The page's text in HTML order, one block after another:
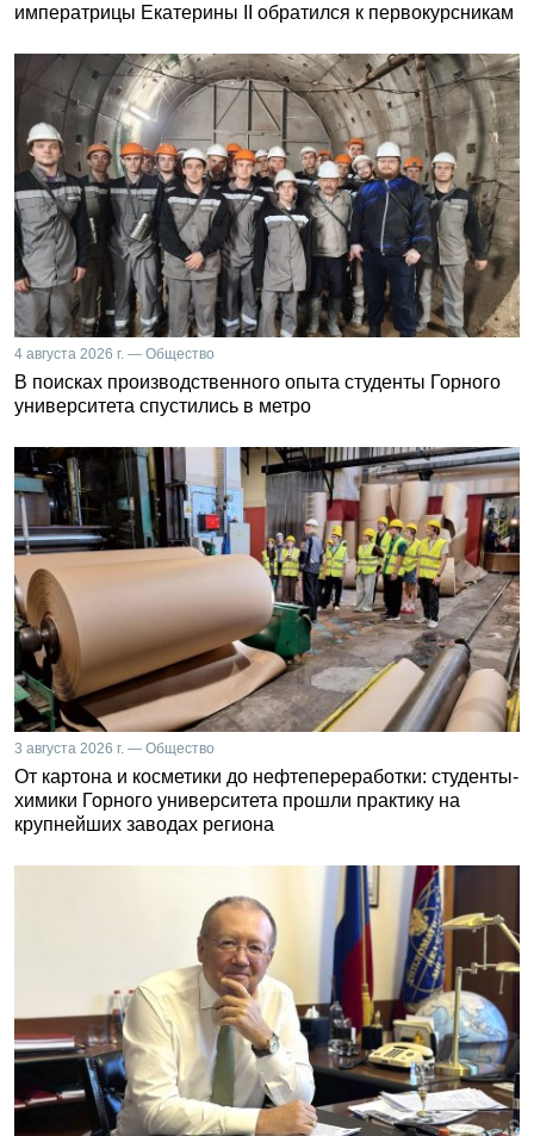
императрицы Екатерины II обратился к первокурсникам
4 августа 2026 г. — Общество
В поисках производственного опыта студенты Горного
университета спустились в метро
3 августа 2026 г. — Общество
От картона и косметики до нефтепереработки: студенты-
химики Горного университета прошли практику на
крупнейших заводах региона